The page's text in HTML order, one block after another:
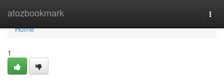
atozbookmark
Home
Home
1